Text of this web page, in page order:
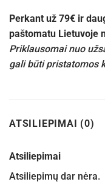
Perkant už 79€ ir
paštomatu Lietuvoje
Priklausomai nuo
gali būti pristatomos
ATSILIEPIMAI (0)
Atsiliepimai
Atsiliepimų dar nėra.